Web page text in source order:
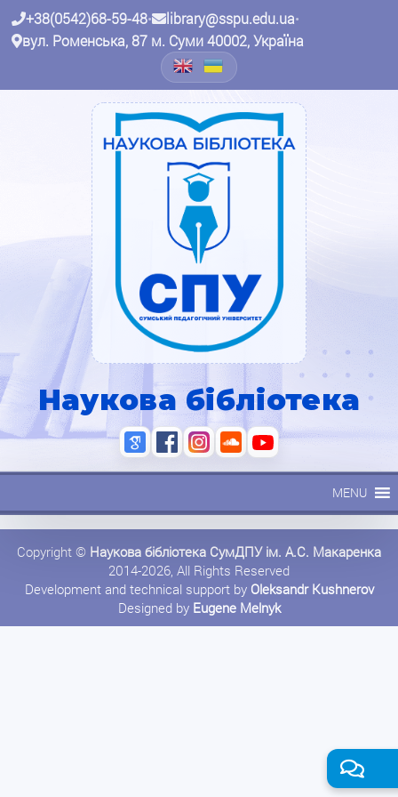
+38(0542)68-59-48• library@sspu.edu.ua•
вул. Роменська, 87 м. Суми 40002, Україна
Наукова бібліотека
MENU
Copyright © Наукова бібліотека СумДПУ ім. А.С. Макаренка
2014-2026, All Rights Reserved
Development and technical support by Oleksandr Kushnerov
Designed by Eugene Melnyk